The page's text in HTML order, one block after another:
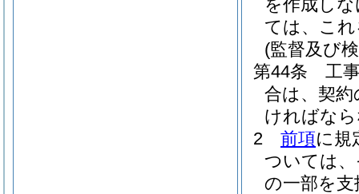
を作成し
ては、こ
(監督及び
第44条
工
合は、契
ければな
2
前項に規
ついては
の一部を